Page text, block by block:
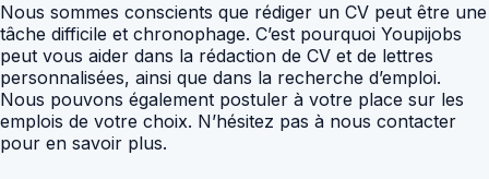
Nous sommes conscients que rédiger un CV peut être une
tâche difficile et chronophage. C’est pourquoi Youpijobs
peut vous aider dans la rédaction de CV et de lettres
personnalisées, ainsi que dans la recherche d’emploi.
Nous pouvons également postuler à votre place sur les
emplois de votre choix. N’hésitez pas à nous contacter
pour en savoir plus.